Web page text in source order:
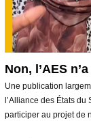
Non, l’AES
Une publication
l’Alliance des États
participer au projet de